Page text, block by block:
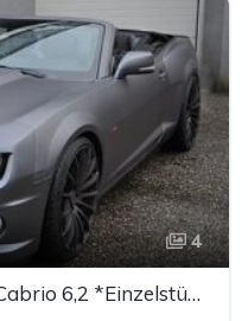
4
Chevrolet (USA) Camaro Cabrio 6,2 *Einzelstück!*